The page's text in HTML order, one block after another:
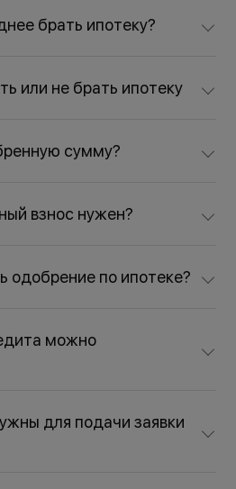
брать ипотеку?
или не брать ипотеку
сумму?
взнос нужен?
одобрение по ипотеке?
можно
для подачи заявки